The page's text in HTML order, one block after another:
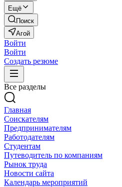
Ещё
Поиск
Агой
Войти
Войти
Создать резюме
Все разделы
Главная
Соискателям
Предпринимателям
Работодателям
Студентам
Путеводитель по компаниям
Рынок труда
Новости сайта
Календарь мероприятий